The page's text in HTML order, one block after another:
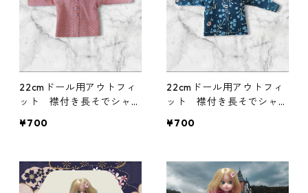
22cmドール用アウトフィ
ット 襟付き長そでシャ
ジュアル リアルクローズ
¥700
22cmドール用アウトフィ
ット 襟付き長そでシャ
ル リアルクローズ
¥700